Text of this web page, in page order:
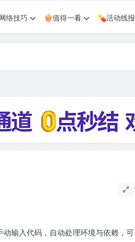
络技巧 🍿值得一看 💊活动线报
输入代码，自动处理环境与依赖，可